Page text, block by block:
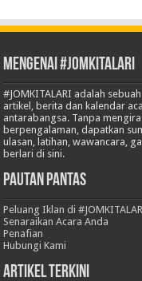
Mengenai #JOMKITALARI
#JOMKITALARI adalah
artikel, berita dan kalendar
antarabangsa. Tanpa
berpengalaman, dapatkan
ulasan, latihan, wawancara,
berlari di sini.
Pautan Pantas
Peluang Iklan di
Senaraikan Acara Anda
Penafian
Hubungi Kami
Artikel Terkini